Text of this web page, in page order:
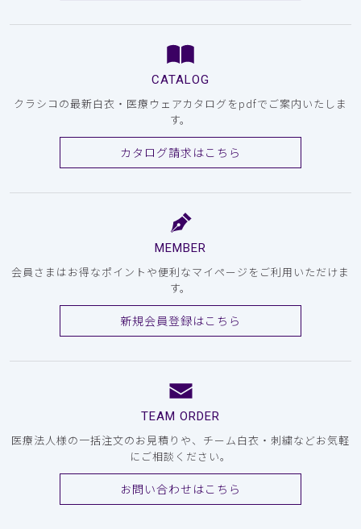
CATALOG
クラシコの最新白衣・医療ウェアカタログをpdfでご案内いたしま
す。
カタログ請求はこちら
MEMBER
会員さまはお得なポイントや便利なマイページをご利用いただけま
す。
新規会員登録はこちら
TEAM ORDER
医療法人様の一括注文のお見積りや、チーム白衣・刺繍などお気軽
にご相談ください。
お問い合わせはこちら